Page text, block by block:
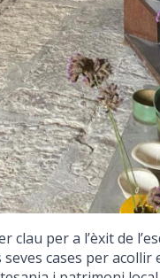
clau per a l’èxit de
cases per